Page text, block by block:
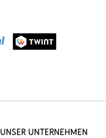
Unser Unternehmen